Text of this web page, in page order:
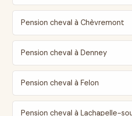
Pension cheval à Chèvremont
Pension cheval à Denney
Pension cheval à Felon
Pension cheval à Lachapelle-